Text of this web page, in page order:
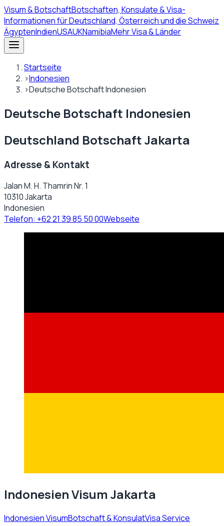
Visum& BotschaftBotschaften, Konsulate & Visa-
Informationen für Deutschland, Österreich und die Schweiz
ÄgyptenIndienUSAUKNamibiaMehr Visa & Länder
Startseite
›Indonesien
›Deutsche Botschaft Indonesien
Deutsche Botschaft Indonesien
Deutschland Botschaft Jakarta
Adresse & Kontakt
Jalan M. H. Thamrin Nr. 1
10310 Jakarta
Indonesien
Telefon: +62 21 39 85 50 00Webseite
Indonesien Visum Jakarta
Indonesien VisumBotschaft & KonsulatVisa Service